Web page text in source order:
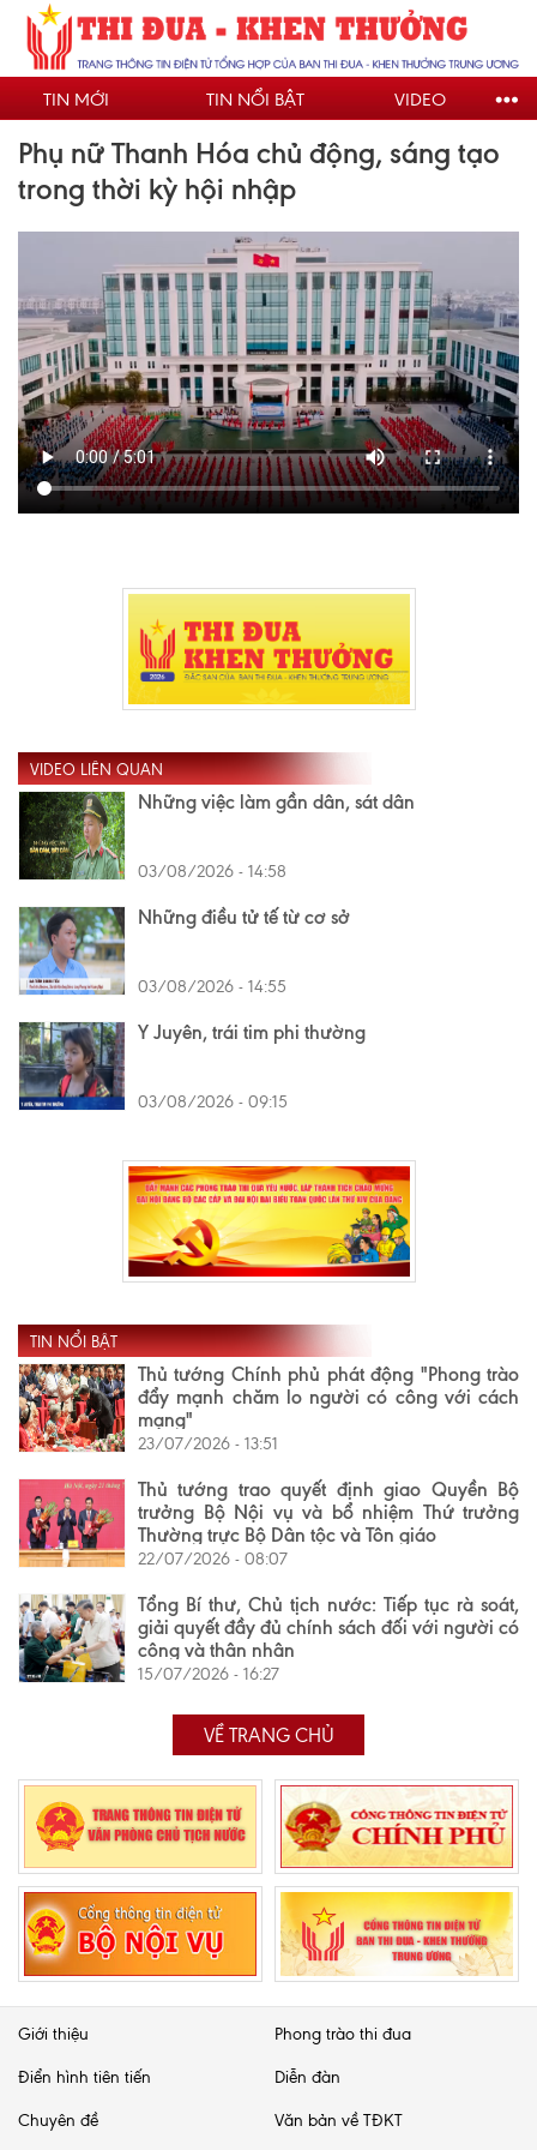
Nhảy
đến
nội
dungTIN MỚI TIN NỔI BẬT VIDEO
Phụ nữ Thanh Hóa chủ động, sáng tạo
trong thời kỳ hội nhập
VIDEO LIÊN QUAN
Những việc làm gần dân, sát dân
03/08/2026 - 14:58
Những điều tử tế từ cơ sở
03/08/2026 - 14:55
Y Juyên, trái tim phi thường
03/08/2026 - 09:15
TIN NỔI BẬT
Thủ tướng Chính phủ phát động "Phong trào
đẩy mạnh chăm lo người có công với cách
mạng"
23/07/2026 - 13:51
Thủ tướng trao quyết định giao Quyền Bộ
trưởng Bộ Nội vụ và bổ nhiệm Thứ trưởng
Thường trực Bộ Dân tộc và Tôn giáo
22/07/2026 - 08:07
Tổng Bí thư, Chủ tịch nước: Tiếp tục rà soát,
giải quyết đầy đủ chính sách đối với người có
công và thân nhân
15/07/2026 - 16:27
VỀ TRANG CHỦ
Giới thiệu Phong trào thi đua
Điển hình tiên tiến Diễn đàn
Chuyên đề Văn bản về TĐKT